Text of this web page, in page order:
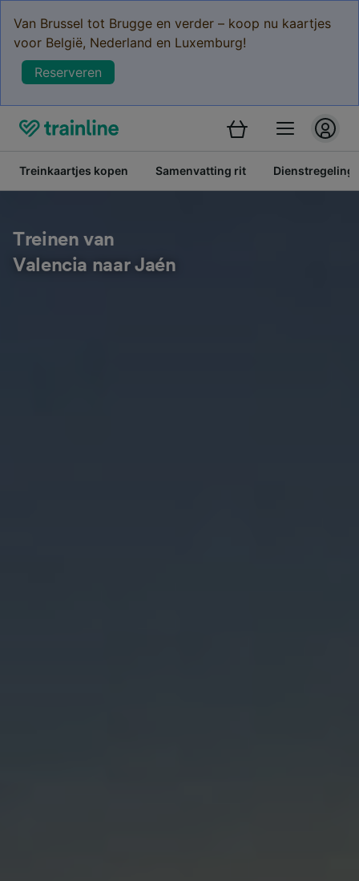
Van Brussel tot Brugge en verder – koop nu kaartjes
voor België, Nederland en Luxemburg!
Reserveren
Treinkaartjes kopen Samenvatting rit Dienstregeling
Treinen van
Valencia naar Jaén